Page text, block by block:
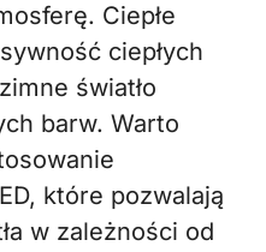
Ciepłe
ciepłych
światło
barw. Warto
które pozwalają
w zależności od